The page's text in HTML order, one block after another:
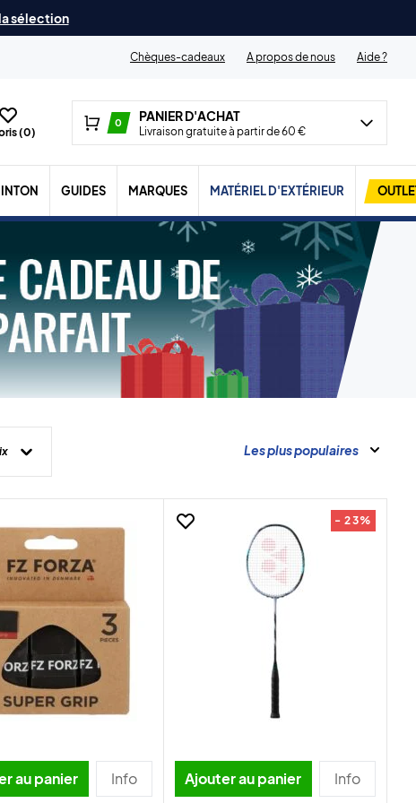
sélection
Chèques-cadeaux
A propos de nous Aide ?
(0)
0 PANIER D'ACHAT
Livraison gratuite à partir de 60 €
GUIDES MARQUES MATÉRIEL D'EXTÉRIEUR
Les plus populaires
au panier Info
- 23%
Ajouter au panier Info